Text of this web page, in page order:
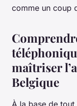
comme un coup
maîtriser
Belgique